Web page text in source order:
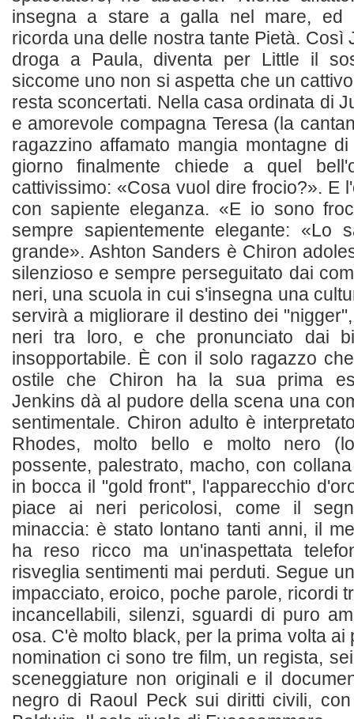
insegna a stare a galla nel mare, ed
ricorda una delle nostra tante Pietà. Così
droga a Paula, diventa per Little il
siccome uno non si aspetta che un
resta sconcertati. Nella casa ordinata di
e amorevole compagna Teresa (la
ragazzino affamato mangia montagne
giorno finalmente chiede a quel
cattivissimo: «Cosa vuol dire frocio?». E
con sapiente eleganza. «E io sono
sempre sapientemente elegante: «Lo
grande». Ashton Sanders è Chiron
silenzioso e sempre perseguitato dai
neri, una scuola in cui s'insegna una
servirà a migliorare il destino dei
neri tra loro, e che pronunciato dai
insopportabile. È con il solo ragazzo
ostile che Chiron ha la sua prima
Jenkins dà al pudore della scena una
sentimentale. Chiron adulto è
Rhodes, molto bello e molto nero
possente, palestrato, macho, con
in bocca il "gold front", l'apparecchio
piace ai neri pericolosi, come il
minaccia: è stato lontano tanti anni, il
ha reso ricco ma un'inaspettata
risveglia sentimenti mai perduti. Segue
impacciato, eroico, poche parole, ricordi
incancellabili, silenzi, sguardi di puro
osa. C'è molto black, per la prima volta
nomination ci sono tre film, un regista,
sceneggiature non originali e il
negro di Raoul Peck sui diritti civili,